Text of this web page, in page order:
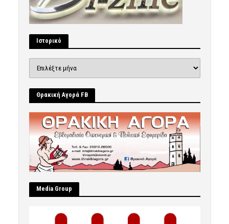
Ιστορικό
Θρακική Αγορά FB
Μedia Group